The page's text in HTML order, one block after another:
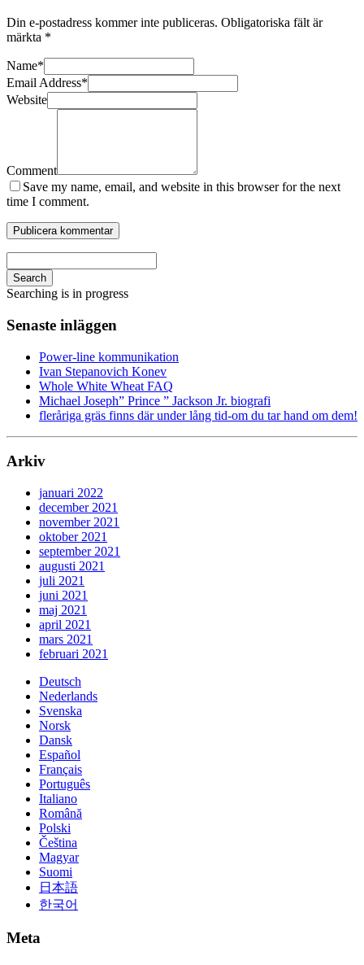
Din e-postadress kommer inte publiceras. Obligatoriska fält är
märkta *
Name*
Email Address*
Website
Comment
Save my name, email, and website in this browser for the next
time I comment.
Search
Searching is in progress
Senaste inläggen
Power-line kommunikation
Ivan Stepanovich Konev
Whole White Wheat FAQ
Michael Joseph” Prince ” Jackson Jr. biografi
fleråriga gräs finns där under lång tid-om du tar hand om dem!
Arkiv
januari 2022
december 2021
november 2021
oktober 2021
september 2021
augusti 2021
juli 2021
juni 2021
maj 2021
april 2021
mars 2021
februari 2021
Deutsch
Nederlands
Svenska
Norsk
Dansk
Español
Français
Português
Italiano
Română
Polski
Čeština
Magyar
Suomi
日本語
한국어
Meta